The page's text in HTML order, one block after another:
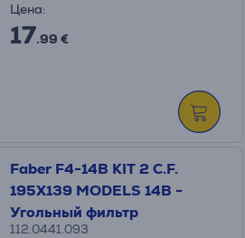
Цена:
17.99 €
Faber F4-14B KIT 2 C.F.
195X139 MODELS 14B -
Угольный фильтр
112.0441.093